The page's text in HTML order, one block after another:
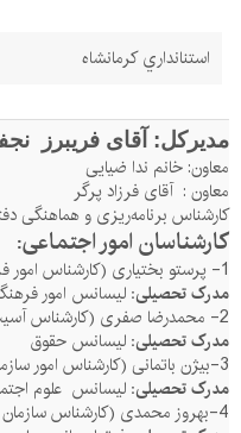
استنانداري كرمانشاه
مدیرکل: آقای فریبرز
معاون: خانم ندا ضیایی
معاون : آقای فرزاد پرگر
کارشناس برنامه‌ریزی و هماهنگی
کارشناسان امور اجتماعی:
1- پرستو بختیاری (کارشناس امور فرهنگی)
مدرک تحصیلی: لیسانس امور
2- محمدرضا صفری (کارشناس آسیب های اجتماعی نوپدید)
مدرک تحصیلی: لیسانس حقوق
3-بیژن باتمانی (کارشناس امور سازمانهای مردم نهاد)
مدرک تحصیلی: لیسانس علوم
4-بهروز محمدی (کارشناس سازمان های مردم نهاد)